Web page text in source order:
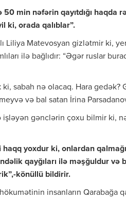
min nəfərin qayıtdığı haqda
ki, orada qalıblar”.
Liliya Matevosyan gizlətmir ki,
ilə bağlıdır: “Əgər ruslar
ki, sabah nə olacaq. Hara gedək?
və bal satan İrina
işləyən gənclərin çoxu bilmir ki,
yoxdur ki, onlardan
qayğıları ilə məşğuldur və
könüllü bildirir.
insanların Qarabağa